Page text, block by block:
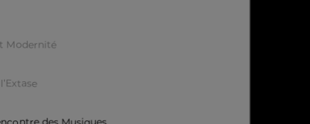
Modernité